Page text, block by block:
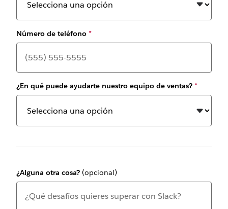
Número de teléfono *
¿En qué puede ayudarte nuestro equipo de ventas? *
¿Alguna otra cosa? (opcional)